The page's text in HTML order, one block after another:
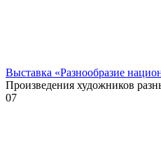
Выставка «Разнообразие
Произведения художников
07